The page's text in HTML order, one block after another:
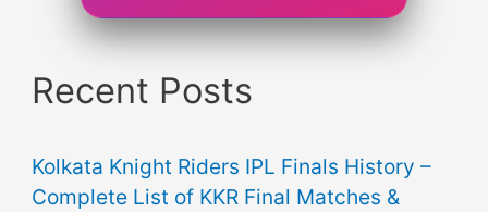
Recent Posts
Kolkata Knight Riders IPL Finals History –
Complete List of KKR Final Matches &